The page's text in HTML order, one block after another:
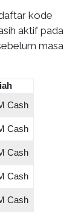
kode
aktif pada
masa
Cash
Cash
Cash
Cash
Cash